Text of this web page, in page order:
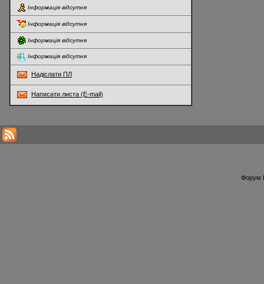
Інформація відсутня
Інформація відсутня
Інформація відсутня
Інформація відсутня
Надіслати ПЛ
Написати листа (E-mail)
Форум